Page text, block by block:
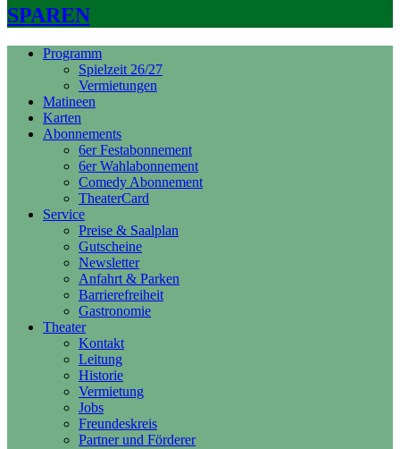
SPAREN
Programm
Spielzeit 26/27
Vermietungen
Matineen
Karten
Abonnements
6er Festabonnement
6er Wahlabonnement
Comedy Abonnement
TheaterCard
Service
Preise & Saalplan
Gutscheine
Newsletter
Anfahrt & Parken
Barrierefreiheit
Gastronomie
Theater
Kontakt
Leitung
Historie
Vermietung
Jobs
Freundeskreis
Partner und Förderer